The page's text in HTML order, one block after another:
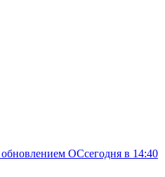
обновлением ОСсегодня в 14:40